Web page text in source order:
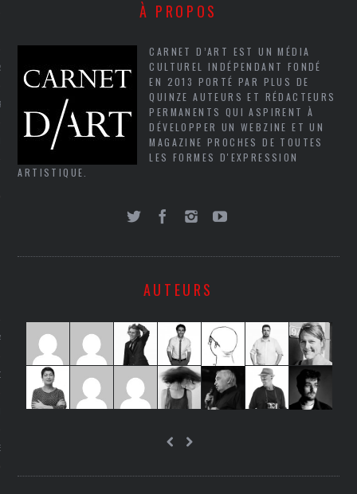
CARAVELLE
PODCAST
À PROPOS
CARNET D’ART EST UN MÉDIA
CULTUREL INDÉPENDANT FONDÉ
EN 2013 PORTÉ PAR PLUS DE
QUINZE AUTEURS ET RÉDACTEURS
PERMANENTS QUI ASPIRENT À
DÉVELOPPER UN WEBZINE ET UN
MAGAZINE PROCHES DE TOUTES
LES FORMES D'EXPRESSION
ARTISTIQUE.
AUTEURS